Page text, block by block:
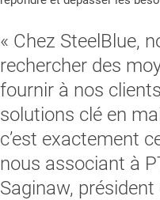
« Chez SteelBlue,
rechercher des
fournir à nos
solutions clé en
c’est exactement
nous associant à
Saginaw, président